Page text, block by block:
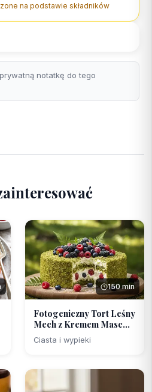
na podstawie składników
notatkę do tego
150 min
Fotogeniczny Tort Leśny
Mech z Kremem Masc...
Ciasta i wypieki